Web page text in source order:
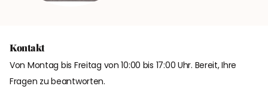
Kontakt
Von Montag bis Freitag von 10:00 bis 17:00 Uhr. Bereit, Ihre
Fragen zu beantworten.